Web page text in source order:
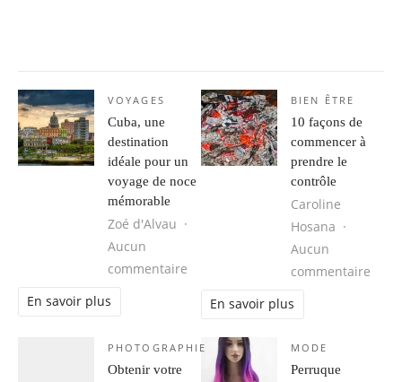
VOYAGES
Cuba, une
destination
idéale pour un
voyage de noce
mémorable
Zoé d'Alvau
Aucun
commentaire sur Cuba, une destination idéale
En savoir plus
BIEN ÊTRE
10 façons de
commencer à
prendre le
contrôle
Caroline
Hosana
Aucun
commentaire
En savoir plus
PHOTOGRAPHIE
Obtenir votre
MODE
Perruque